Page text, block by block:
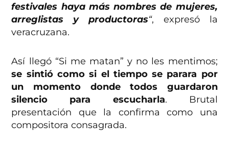
festivales haya más nombres de mujeres,
arreglistas y productoras“, expresó la
veracruzana.
Así llegó “Si me matan” y no les mentimos;
se sintió como si el tiempo se parara por
un momento donde todos guardaron
silencio para escucharla. Brutal
presentación que la confirma como una
compositora consagrada.